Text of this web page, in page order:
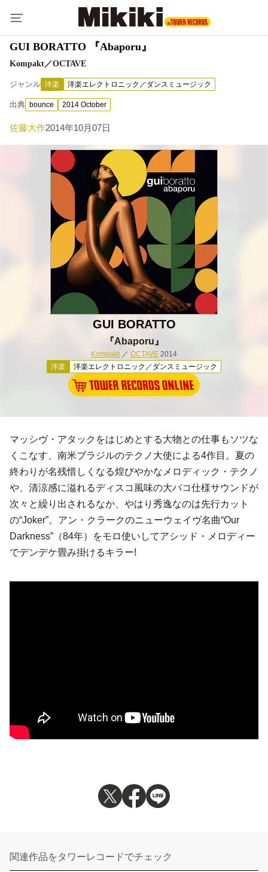
GUI BORATTO 『Abaporu』
Kompakt／OCTAVE
ジャンル 洋楽 洋楽エレクトロニック／ダンスミュージック
出典 bounce 2014 October
佐藤大作2014年10月07日
GUI BORATTO
『Abaporu』
Kompakt／ OCTAVE 2014
洋楽
洋楽エレクトロニック／ダンスミュージック
マッシヴ・アタック をはじめとする大物との仕事もソツな
くこなす、南米ブラジルのテクノ大使による4作目。夏の
終わりが名残惜しくなる煌びやかなメロディック・テクノ
や、清涼感に溢れるディスコ 風味の大バコ仕様サウンドが
次々と繰り出されるなか、やはり秀逸なのは先行カット
の“Joker”。 アン・クラークのニューウェイヴ名曲“Our
Darkness”（84年）をモロ使いしてアシッド・メロディー
でデンデケ畳み掛けるキラー!
関連作品をタワーレコードでチェック